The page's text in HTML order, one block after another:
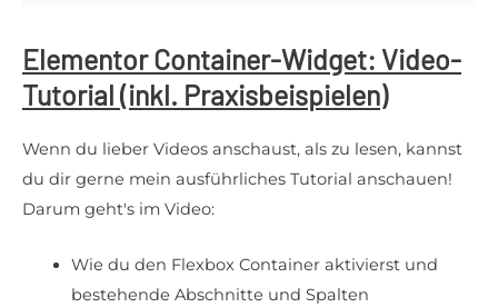
Elementor Container-Widget: Video-
Tutorial (inkl. Praxisbeispielen)
Wenn du lieber Videos anschaust, als zu lesen, kannst
du dir gerne mein ausführliches Tutorial anschauen!
Darum geht's im Video:
Wie du den Flexbox Container aktivierst und
bestehende Abschnitte und Spalten